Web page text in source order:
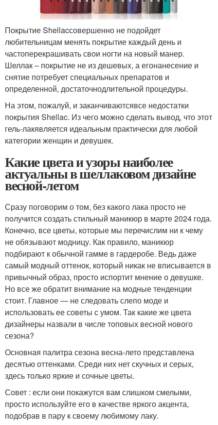
Покрытие Shellacсовершенно не подойдет
любительницам менять покрытие каждый день и
частоперекрашивать свои ногти на новый манер.
Шеллак – покрытие не из дешевых, а егонанесение и
снятие потребует специальных препаратов и
определенной, достаточнодлительной процедуры.
На этом, пожалуй, и заканчиваютсявсе недостатки
покрытия Shellac. Из чего можно сделать вывод, что этот
гель-лакявляется идеальным практически для любой
категории женщин и девушек.
Какие цвета и узоры наиболее
актуальны в шеллаковом дизайне
весной-летом
Сразу поговорим о том, без какого лака просто не
получится создать стильный маникюр в марте 2024 года.
Конечно, все цветы, которые мы перечислим ни к чему
не обязывают модницу. Как правило, маникюр
подбирают к обычной гамме в гардеробе. Ведь даже
самый модный оттенок, который никак не вписывается в
привычный образ, просто испортит мнение о девушке.
Но все же обратит внимание на модные тенденции
стоит. Главное — не следовать слепо моде и
использовать ее советы с умом. Так какие же цвета
дизайнеры назвали в числе топовых весной нового
сезона?
Основная палитра сезона весна-лето представлена
десятью оттенками. Среди них нет скучных и серых,
здесь только яркие и сочные цветы.
Совет : если они покажутся вам слишком смелыми,
просто используйте его в качестве яркого акцента,
подобрав в пару к своему любимому лаку.